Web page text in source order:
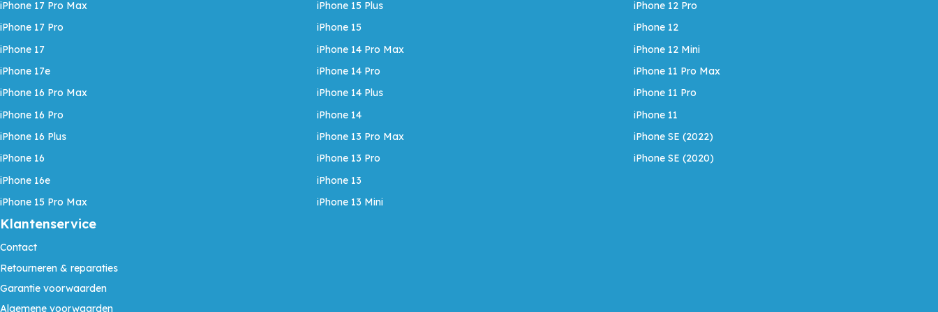
iPhone 17 Pro Max
iPhone 17 Pro
iPhone 17
iPhone 17e
iPhone 16 Pro Max
iPhone 16 Pro
iPhone 16 Plus
iPhone 16
iPhone 16e
iPhone 15 Pro Max
iPhone 15 Plus
iPhone 15
iPhone 14 Pro Max
iPhone 14 Pro
iPhone 14 Plus
iPhone 14
iPhone 13 Pro Max
iPhone 13 Pro
iPhone 13
iPhone 13 Mini
iPhone 12 Pro
iPhone 12
iPhone 12 Mini
iPhone 11 Pro Max
iPhone 11 Pro
iPhone 11
iPhone SE (2022)
iPhone SE (2020)
Klantenservice
Contact
Retourneren & reparaties
Garantie voorwaarden
Algemene voorwaarden